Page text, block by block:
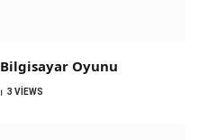
Bilgisayar Oyunu
3 VIEWS